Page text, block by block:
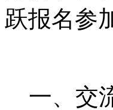
跃报名参
一、交